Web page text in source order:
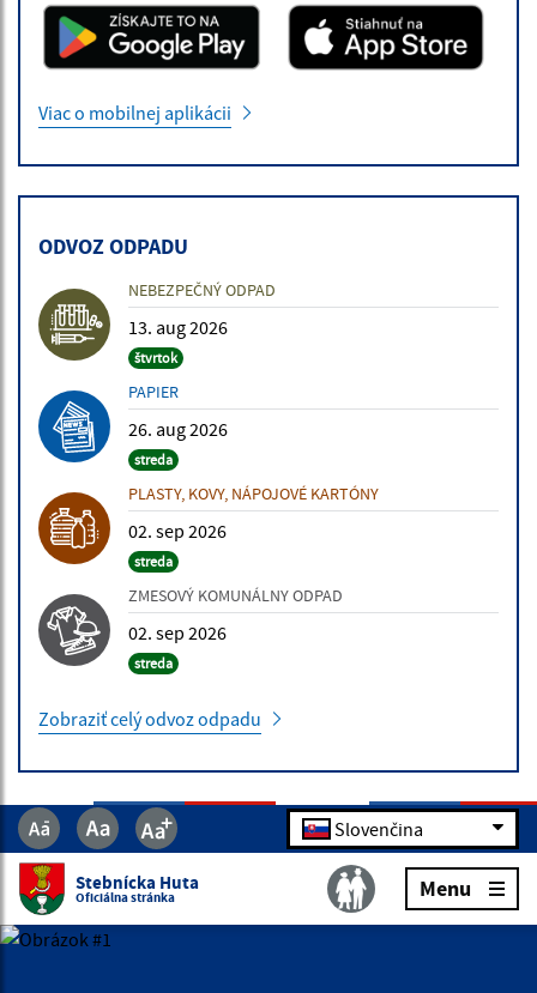
Viac o mobilnej aplikácii
ODVOZ ODPADU
NEBEZPEČNÝ ODPAD
13. aug 2026
štvrtok
PAPIER
26. aug 2026
streda
PLASTY, KOVY, NÁPOJOVÉ KARTÓNY
02. sep 2026
streda
ZMESOVÝ KOMUNÁLNY ODPAD
02. sep 2026
streda
Zobraziť celý odvoz odpadu
ÚRADNÁ TABUĽA
16.07.2026 | Rôzne
Výzva na vykonanie výrubu/okliesnenia stromov a iných
Slovenčina
Stebnícka Huta
Oficiálna stránka Menu